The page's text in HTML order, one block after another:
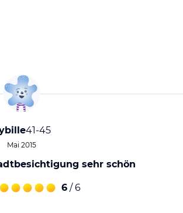
41-45
Mai 2015
sehr schön
6 / 6